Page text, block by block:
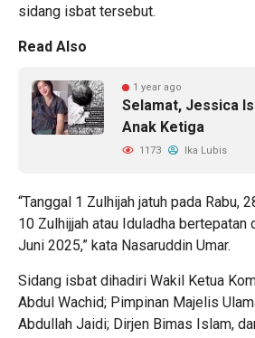
sidang isbat tersebut.
Read Also
1 year ago
Selamat, Jessica
Anak Ketiga
1173 Ika Lubis
“Tanggal 1 Zulhijah jatuh pada Rabu,
10 Zulhijjah atau Iduladha bertepatan
Juni 2025,” kata Nasaruddin Umar.
Sidang isbat dihadiri Wakil Ketua
Abdul Wachid; Pimpinan Majelis
Abdullah Jaidi; Dirjen Bimas Islam,